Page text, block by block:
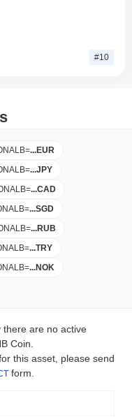
#10
=...EUR
=...JPY
=...CAD
=...SGD
=...RUB
=...TRY
=...NOK
there are no active
Coin.
this asset, please send
form.